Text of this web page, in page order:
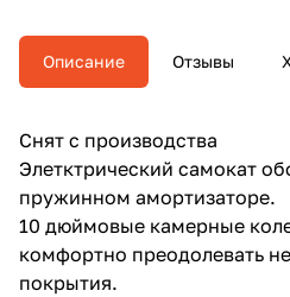
Описание Отзывы
Снят с производства
Элетктрический самокат
пружинном амортизаторе.
10 дюймовые камерные
комфортно преодолевать
покрытия.